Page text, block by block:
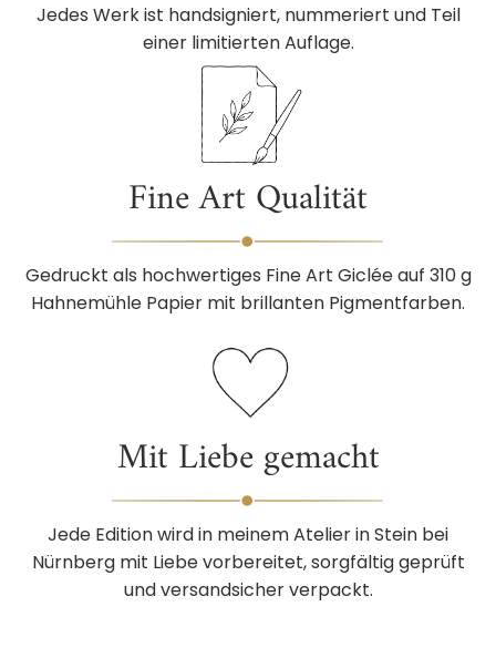
Jedes Werk ist handsigniert, nummeriert und Teil
einer limitierten Auflage.
Fine Art Qualität
Gedruckt als hochwertiges Fine Art Giclée auf 310 g
Hahnemühle Papier mit brillanten Pigmentfarben.
Mit Liebe gemacht
Jede Edition wird in meinem Atelier in Stein bei
Nürnberg mit Liebe vorbereitet, sorgfältig geprüft
und versandsicher verpackt.